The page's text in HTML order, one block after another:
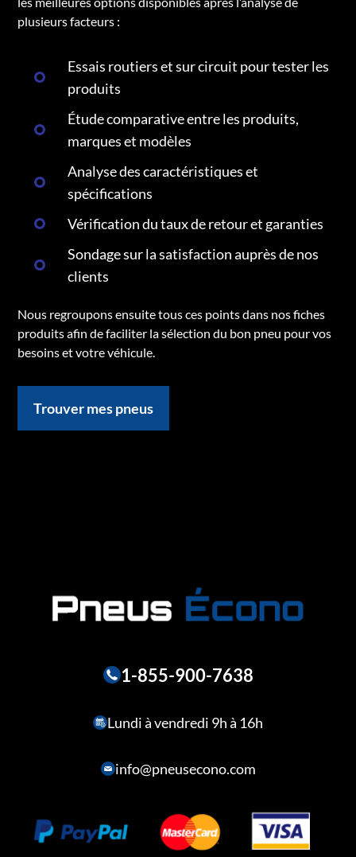
plusieurs facteurs :
Essais routiers et sur circuit pour tester les
produits
Étude comparative entre les produits,
marques et modèles
Analyse des caractéristiques et
spécifications
Vérification du taux de retour et garanties
Sondage sur la satisfaction auprès de nos
clients
Nous regroupons ensuite tous ces points dans nos fiches
produits afin de faciliter la sélection du bon pneu pour vos
besoins et votre véhicule.
Trouver mes pneus
1-855-900-7638
Lundi à vendredi 9h à 16h
info@pneusecono.com